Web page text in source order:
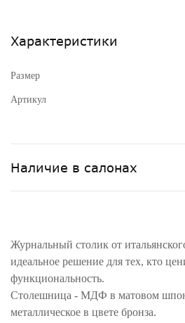
Характеристики
Размер
Артикул
Наличие в салонах
Журнальный столик от
идеальное решение для тех, кто
функциональность.
Столешница - МДФ в матовом
металлическое в цвете бронза.